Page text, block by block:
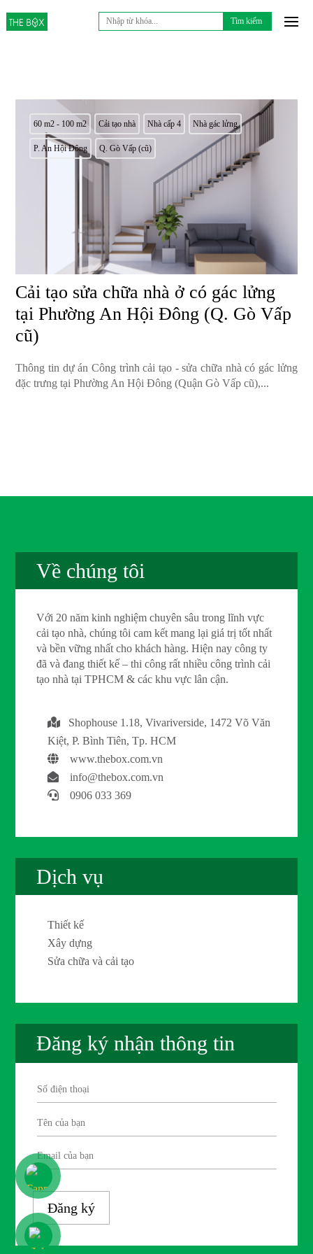
Tìm
kiếm
60 m2 - 100 m2 Cải tạo nhà Nhà cấp 4 Nhà gác lửng
P. An Hội Đông Q. Gò Vấp (cũ)
Cải tạo sửa chữa nhà ở có gác lửng
tại Phường An Hội Đông (Q. Gò Vấp
cũ)
Thông tin dự án Công trình cải tạo - sửa chữa nhà có gác lửng
đặc trưng tại Phường An Hội Đông (Quận Gò Vấp cũ),...
Về chúng tôi
Với 20 năm kinh nghiệm chuyên sâu trong lĩnh vực
cải tạo nhà, chúng tôi cam kết mang lại giá trị tốt nhất
và bền vững nhất cho khách hàng. Hiện nay công ty
đã và đang thiết kế – thi công rất nhiều công trình cải
tạo nhà tại TPHCM & các khu vực lân cận.
Shophouse 1.18, Vivariverside, 1472 Võ Văn
Kiệt, P. Bình Tiên, Tp. HCM
www.thebox.com.vn
info@thebox.com.vn
0906 033 369
Dịch vụ
Thiết kế
Xây dựng
Sửa chữa và cải tạo
Đăng ký nhận thông tin
Đăng ký